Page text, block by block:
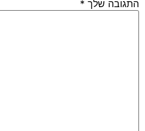
התגובה שלך *